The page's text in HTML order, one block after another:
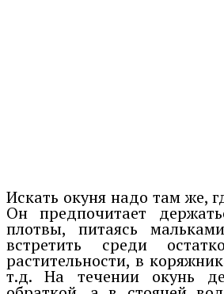
Искать окуня надо там же,
Он предпочитает
плотвы, питаясь
встретить среди
растительности, в
т.д. На течении окунь